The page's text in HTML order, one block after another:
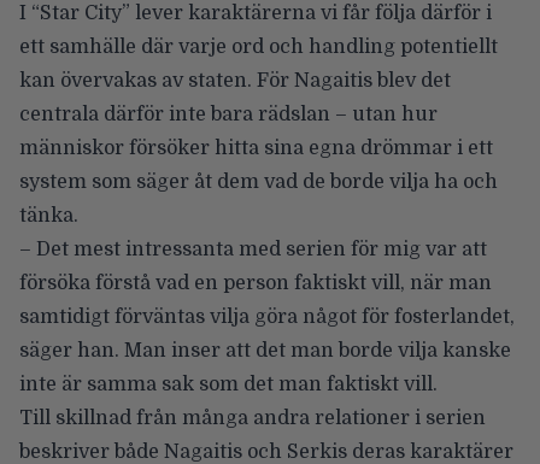
I “Star City” lever karaktärerna vi får följa därför i
ett samhälle där varje ord och handling potentiellt
kan övervakas av staten. För Nagaitis blev det
centrala därför inte bara rädslan – utan hur
människor försöker hitta sina egna drömmar i ett
system som säger åt dem vad de borde vilja ha och
tänka.
– Det mest intressanta med serien för mig var att
försöka förstå vad en person faktiskt vill, när man
samtidigt förväntas vilja göra något för fosterlandet,
säger han. Man inser att det man borde vilja kanske
inte är samma sak som det man faktiskt vill.
Till skillnad från många andra relationer i serien
beskriver både Nagaitis och Serkis deras karaktärer